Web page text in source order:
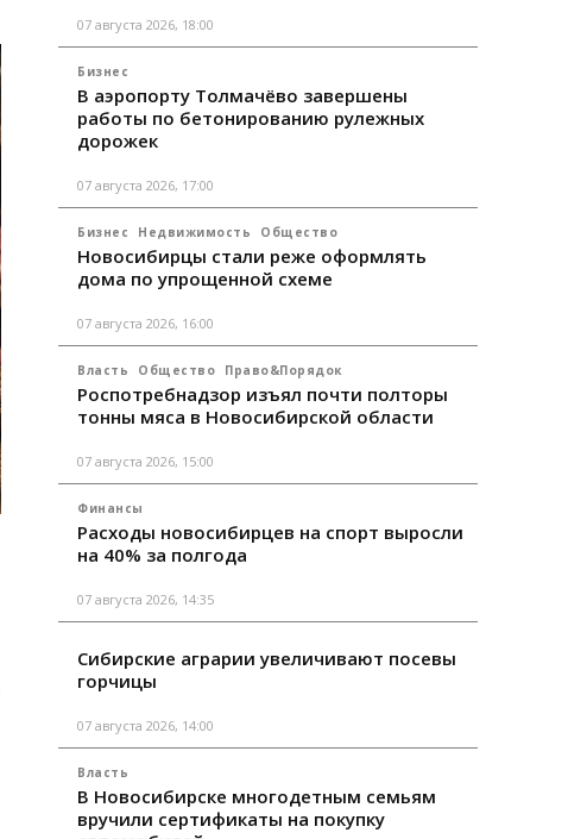
07 августа 2026, 18:00
Бизнес
В аэропорту Толмачёво завершены
работы по бетонированию рулежных
дорожек
07 августа 2026, 17:00
Бизнес Недвижимость Общество
Новосибирцы стали реже оформлять
дома по упрощенной схеме
07 августа 2026, 16:00
Власть Общество Право&Порядок
Роспотребнадзор изъял почти полторы
тонны мяса в Новосибирской области
07 августа 2026, 15:00
Финансы
Расходы новосибирцев на спорт выросли
на 40% за полгода
07 августа 2026, 14:35
Сибирские аграрии увеличивают посевы
горчицы
07 августа 2026, 14:00
Власть
В Новосибирске многодетным семьям
вручили сертификаты на покупку